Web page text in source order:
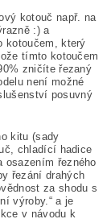
kotouč např. na
:) a
kotoučem, který
tímto kotoučem
zničíte řezaný
není možné
posuvný
kitu (sady
chladící hadice
osazením řezného
řezání drahých
za shodu s
výroby.“ a je
v návodu k